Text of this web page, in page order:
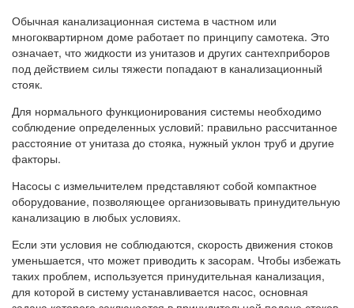
Обычная канализационная система в частном или
многоквартирном доме работает по принципу самотека. Это
означает, что жидкости из унитазов и других сантехприборов
под действием силы тяжести попадают в канализационный
стояк.
Для нормального функционирования системы необходимо
соблюдение определенных условий: правильно рассчитанное
расстояние от унитаза до стояка, нужный уклон труб и другие
факторы.
Насосы с измельчителем представляют собой компактное
оборудование, позволяющее организовывать принудительную
канализацию в любых условиях.
Если эти условия не соблюдаются, скорость движения стоков
уменьшается, что может приводить к засорам. Чтобы избежать
таких проблем, используется принудительная канализация,
для которой в систему устанавливается насос, основная